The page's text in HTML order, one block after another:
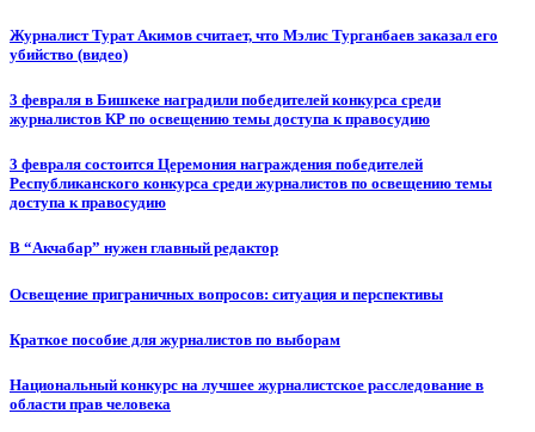
Журналист Турат Акимов считает, что Мэлис Турганбаев заказал его
убийство (видео)
3 февраля в Бишкеке наградили победителей конкурса среди
журналистов КР по освещению темы доступа к правосудию
3 февраля состоится Церемония награждения победителей
Республиканского конкурса среди журналистов по освещению темы
доступа к правосудию
В “Акчабар” нужен главный редактор
Освещение приграничных вопросов: ситуация и перспективы
Краткое пособие для журналистов по выборам
Национальный конкурс на лучшее журналистское расследование в
области прав человека